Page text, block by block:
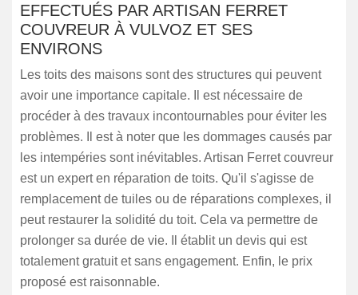
EFFECTUÉS PAR ARTISAN FERRET
COUVREUR À VULVOZ ET SES
ENVIRONS
Les toits des maisons sont des structures qui peuvent
avoir une importance capitale. Il est nécessaire de
procéder à des travaux incontournables pour éviter les
problèmes. Il est à noter que les dommages causés par
les intempéries sont inévitables. Artisan Ferret couvreur
est un expert en réparation de toits. Qu'il s'agisse de
remplacement de tuiles ou de réparations complexes, il
peut restaurer la solidité du toit. Cela va permettre de
prolonger sa durée de vie. Il établit un devis qui est
totalement gratuit et sans engagement. Enfin, le prix
proposé est raisonnable.